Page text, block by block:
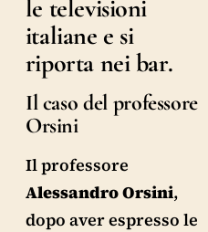
le televisioni
italiane e si
riporta nei bar.
Il caso del professore
Orsini
Il professore
Alessandro Orsini,
dopo aver espresso le